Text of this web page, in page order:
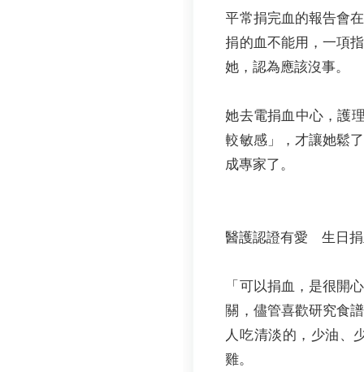
平常捐完血的報告會
捐的血不能用，一項
她，認為應該沒事。
她去電捐血中心，護
較敏感」，才讓她鬆
成專家了。
醫護認證有愛 生日
「可以捐血，是很開
關，儘管喜歡研究食
人吃清淡的，少油、
雞。